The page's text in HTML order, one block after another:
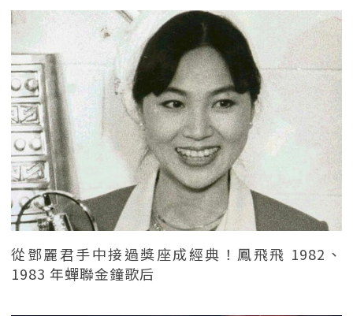
從鄧麗君手中接過獎座成經典！鳳飛飛 1982、
1983 年蟬聯金鐘歌后